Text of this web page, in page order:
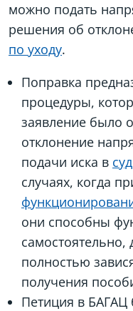
можно подать
решения об
по уходу.
Поправка
процедуры,
заявление было
отклонение
подачи иска в
случаях, когда
они способны
полностью
получения
Петиция в БАГАЦ